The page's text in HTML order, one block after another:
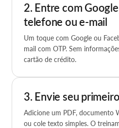
2. Entre com
telefone ou e-mail
Um toque com Google ou
mail com OTP. Sem
cartão de crédito.
3. Envie seu
Adicione um PDF, documento
ou cole texto simples. O